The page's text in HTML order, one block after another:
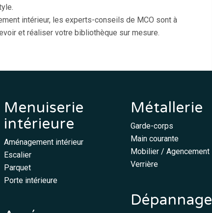
intérieur, les experts-conseils de MCO sont à
et réaliser votre bibliothèque sur mesure.
Menuiserie
intérieure
Aménagement intérieur
Escalier
Parquet
Porte intérieure
Métallerie
Garde-corps
Main courante
Mobilier / Agencement
Verrière
Dépannage